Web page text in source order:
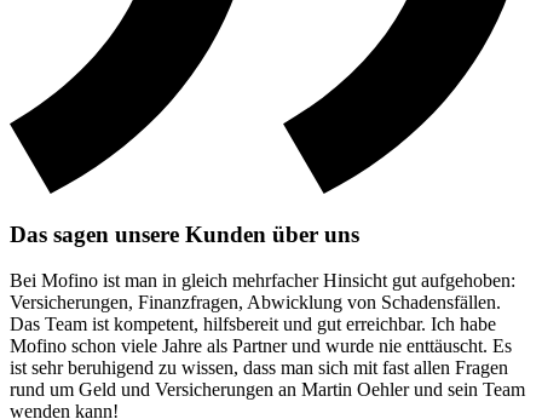
Das sagen unsere Kunden über uns
Bei Mofino ist man in gleich mehrfacher Hinsicht gut aufgehoben:
Versicherungen, Finanzfragen, Abwicklung von Schadensfällen.
Das Team ist kompetent, hilfsbereit und gut erreichbar. Ich habe
Mofino schon viele Jahre als Partner und wurde nie enttäuscht. Es
ist sehr beruhigend zu wissen, dass man sich mit fast allen Fragen
rund um Geld und Versicherungen an Martin Oehler und sein Team
wenden kann!